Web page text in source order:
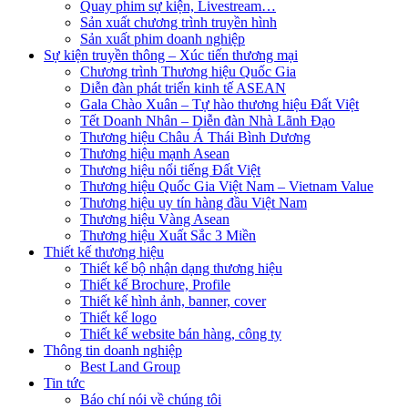
Quay phim sự kiện, Livestream…
Sản xuất chương trình truyền hình
Sản xuất phim doanh nghiệp
Sự kiện truyền thông – Xúc tiến thương mại
Chương trình Thương hiệu Quốc Gia
Diễn đàn phát triển kinh tế ASEAN
Gala Chào Xuân – Tự hào thương hiệu Đất Việt
Tết Doanh Nhân – Diễn đàn Nhà Lãnh Đạo
Thương hiệu Châu Á Thái Bình Dương
Thương hiệu mạnh Asean
Thương hiệu nổi tiếng Đất Việt
Thương hiệu Quốc Gia Việt Nam – Vietnam Value
Thương hiệu uy tín hàng đầu Việt Nam
Thương hiệu Vàng Asean
Thương hiệu Xuất Sắc 3 Miền
Thiết kế thương hiệu
Thiết kế bộ nhận dạng thương hiệu
Thiết kế Brochure, Profile
Thiết kế hình ảnh, banner, cover
Thiết kế logo
Thiết kế website bán hàng, công ty
Thông tin doanh nghiệp
Best Land Group
Tin tức
Báo chí nói về chúng tôi